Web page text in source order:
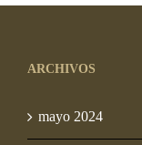
S/ 94.00
ARCHIVOS
mayo 2024